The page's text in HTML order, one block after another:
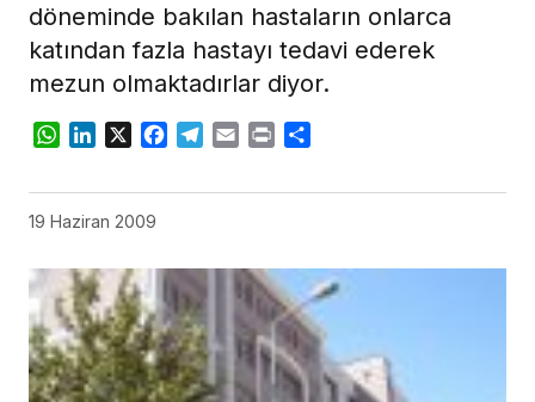
döneminde bakılan hastaların onlarca
katından fazla hastayı tedavi ederek
mezun olmaktadırlar diyor.
WhatsApp
LinkedIn
X Facebook
Telegram
Email Print
19 Haziran 2009